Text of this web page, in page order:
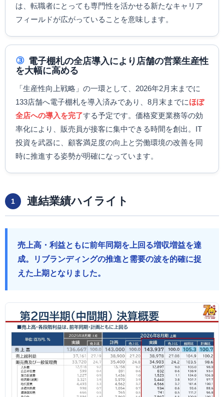
は、転職者にとっても専門性を活かせる新たなキャリア
フィールドが広がっていることを意味します。
③ 電子棚札の全店導入により店舗の営業生産性
を大幅に高める
「生産性向上戦略」の一環として、2026年2月末までに
133店舗へ電子棚札を導入済みであり、8月末までにほぼ
全店への導入を完了する予定です。価格変更業務等の効
率化により、販売員が接客に集中できる時間を創出。IT
投資を武器に、顧客満足度の向上と労働環境の改善を同
時に推進する姿勢が明確になっています。
1 連結業績ハイライト
売上高・利益ともに前年同期を上回る増収増益を達
成。リブランディングの推進と需要の波を的確に捉
えた上期となりました。